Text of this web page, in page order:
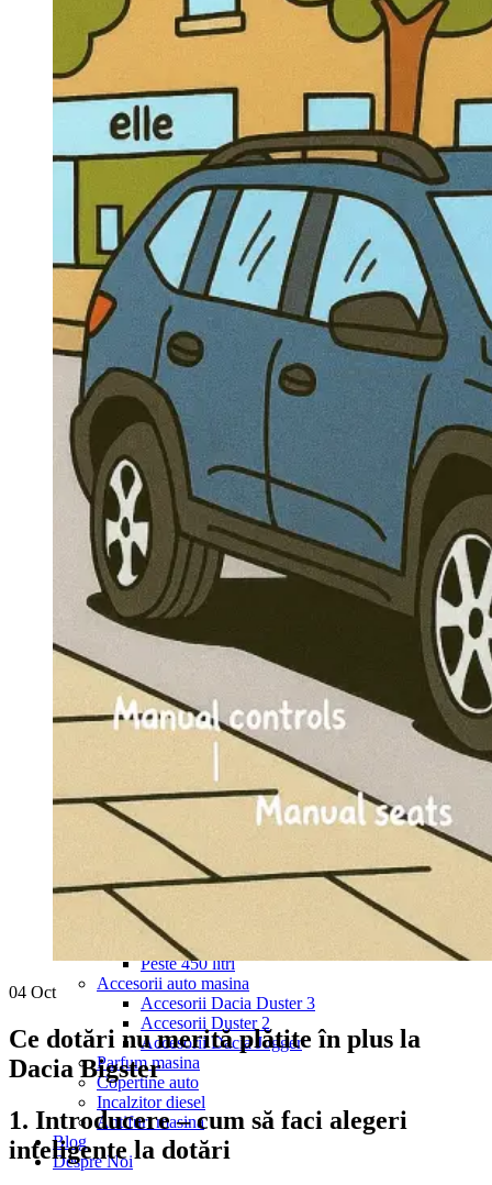
Navigatie Duster 2011
Navigatie Duster 2019
Navigatie Audi A4
Navigatie Audi A4 B7
Navigatie Audi A4 B8
Navigatie Audi A5
Navigatie Audi A6 C5
Navigatie Audi A6 C6
Navigatie Audi A6 C7
Navigatie Audi Q5
Ford
Navigație Ford Fiesta
Navigație Ford Focus 1
Navigație Ford Focus 2
Navigație Ford Focus MK3
Navigație Ford Mondeo MK3
Navigație Ford Mondeo MK4
Navigație Ford Transit
Mercedes
Navigație Mercedes C Class W203
Navigație Mercedes C Class W204
Navigație Mercedes W203
Navigație Mercedes W204
Navigație Mercedes W211
Navigație Mercedes Sprinter
Passat
Navigație Passat B5
Navigație Passat B5 5
Navigație Passat B7
Navigație Passat B8
Navigație Passat CC
Skoda
Navigație Skoda Fabia 1
Navigație Skoda Fabia 2
Navigație Skoda Octavia 1
Navigație Skoda Octavia 2
Navigație Skoda Octavia 3
Navigație Skoda Rapid
Navigație Skoda Superb 2
Navigație Toyota Avensis T25
Portbagaj Plafon Auto
Sub 350 Litri
Peste 350 Litri
Peste 450 litri
Accesorii auto masina
Accesorii Dacia Duster 3
Accesorii Duster 2
Accesorii Dacia Jogger
Parfum masina
Copertine auto
Incalzitor diesel
Antifurt masina
Blog
Despre Noi
04 Oct
Ce dotări nu merită plătite în plus la
Dacia Bigster
1. Introducere – cum să faci alegeri
inteligente la dotări